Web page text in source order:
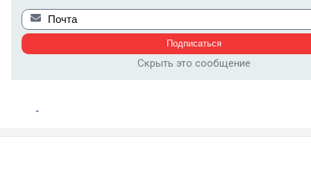
Скрыть это сообщение